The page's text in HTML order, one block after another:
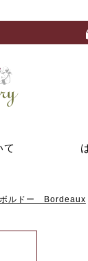
て
ボルドー Bordeaux